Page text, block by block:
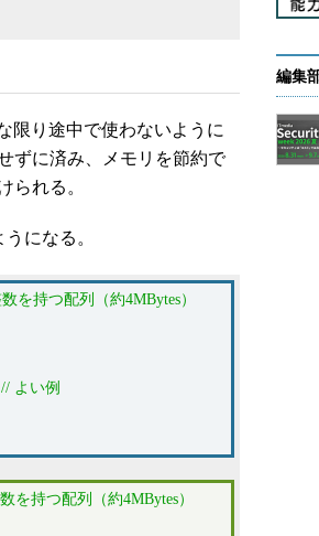
限り途中で使わないように
ずに済み、メモリを節約で
られる。
になる。
を持つ配列（約4MBytes）
// よい例
を持つ配列（約4MBytes）
編集